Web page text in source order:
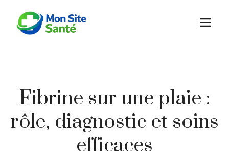
contenu
Fibrine sur une plaie :
rôle, diagnostic et soins
efficaces